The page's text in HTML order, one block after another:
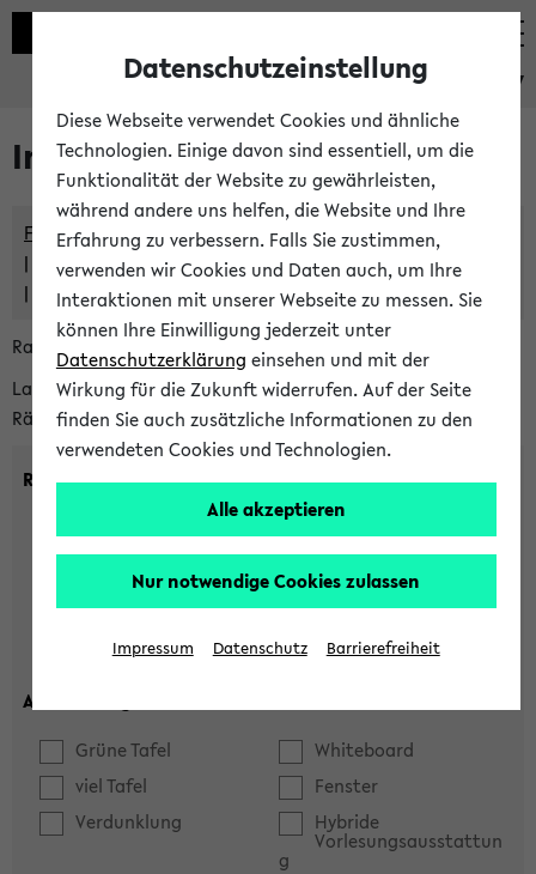
eKVV
Im eKVV verwaltete Räume
Freie Räume und Veranstaltungsüberschneidungen
Raumüberschneidungen
Hinweise der zentralen Raumvergabe
Raumanfragen:
raumvergabe@uni-bielefeld.de
Lassen Sie sich alle Räume anzeigen oder suchen Sie nach
Räumen mit bestimmten Eigenschaften:
Raumkriterien:
max. Plätze:
Ausstattung:
Grüne Tafel
Whiteboard
viel Tafel
Fenster
Verdunklung
Hybride
Vorlesungsausstattun
g
Datenschutzeinstellung
Diese Webseite verwendet Cookies und ähnliche
Technologien. Einige davon sind essentiell, um die
Funktionalität der Website zu gewährleisten,
während andere uns helfen, die Website und Ihre
Erfahrung zu verbessern. Falls Sie zustimmen,
verwenden wir Cookies und Daten auch, um Ihre
Interaktionen mit unserer Webseite zu messen. Sie
können Ihre Einwilligung jederzeit unter
Datenschutzerklärung einsehen und mit der
Wirkung für die Zukunft widerrufen. Auf der Seite
finden Sie auch zusätzliche Informationen zu den
verwendeten Cookies und Technologien.
Alle akzeptieren
Nur notwendige Cookies zulassen
Impressum Datenschutz Barrierefreiheit